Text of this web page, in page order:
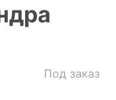
Под заказ